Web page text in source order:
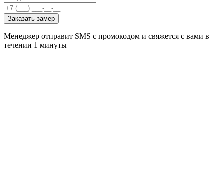
Заказать замер
Менеджер отправит SMS с промокодом и свяжется с вами в
течении 1 минуты